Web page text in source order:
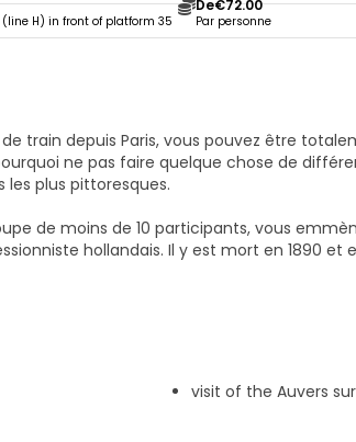
H) in front of platform 35
De€72.00
Par personne
train depuis Paris, vous pouvez être
ne pas faire quelque chose de
les plus pittoresques.
de moins de 10 participants, vous
hollandais. Il y est mort en 1890 et
à travers la ville de Pontoise, capitale
exacts où il a peint certaines d'entre elles.
histoire de sa vie afin que vous
visit of the Auvers